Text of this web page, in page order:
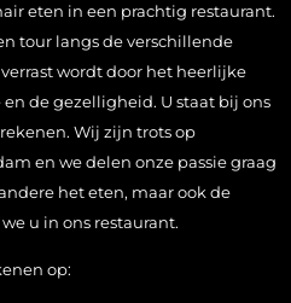
eten in een prachtig restaurant.
tour langs de verschillende
wordt door het heerlijke
de gezelligheid. U staat bij ons
Wij zijn trots op
en we delen onze passie graag
het eten, maar ook de
u in ons restaurant.
op: